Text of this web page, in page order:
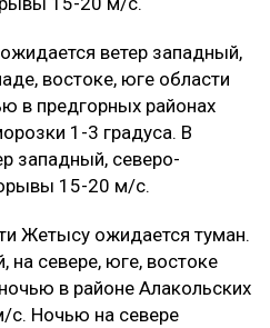
ветер западный,
востоке, юге области
в предгорных районах
1-3 градуса. В
западный, северо-
15-20 м/с.
Жетысу ожидается туман.
на севере, юге, востоке
в районе Алакольских
с. Ночью на севере